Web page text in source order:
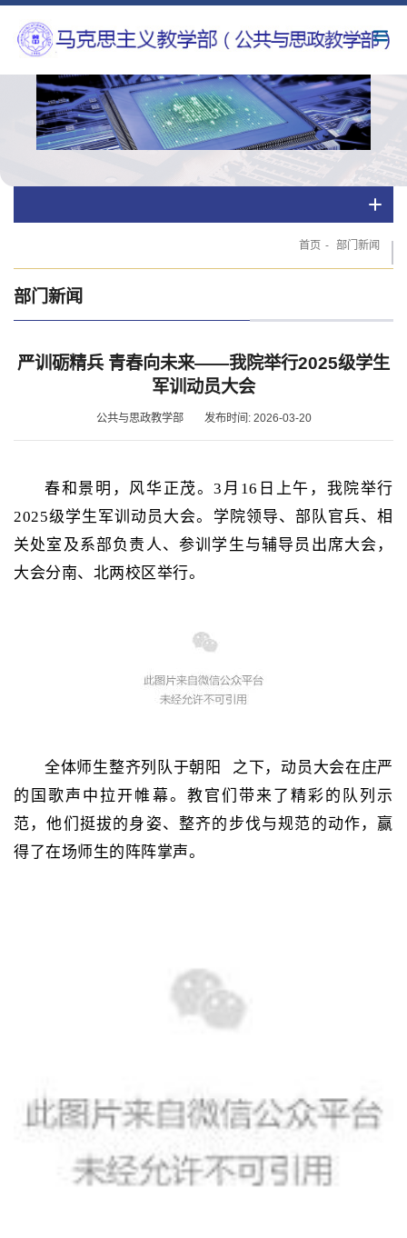
首页 - 部门新闻
部门新闻
严训砺精兵 青春向未来——我院举行2025级学生
军训动员大会
公共与思政教学部 发布时间: 2026-03-20
春和景明，风华正茂。3月16日上午，我院举行
2025级学生军训动员大会。学院领导、部队官兵、相
关处室及系部负责人、参训学生与辅导员出席大会，
大会分南、北两校区举行。
全体师生整齐列队 于朝阳
之下，动员大会在庄严
的国歌声中拉开帷幕。教官们带来了精彩的队列示
范，他们挺拔的身姿、整齐的步伐与规范的动作，赢
得了在场师生的阵阵掌声。